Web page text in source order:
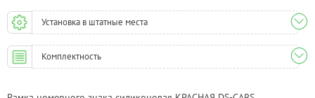
Установка в штатные места
Комплектность